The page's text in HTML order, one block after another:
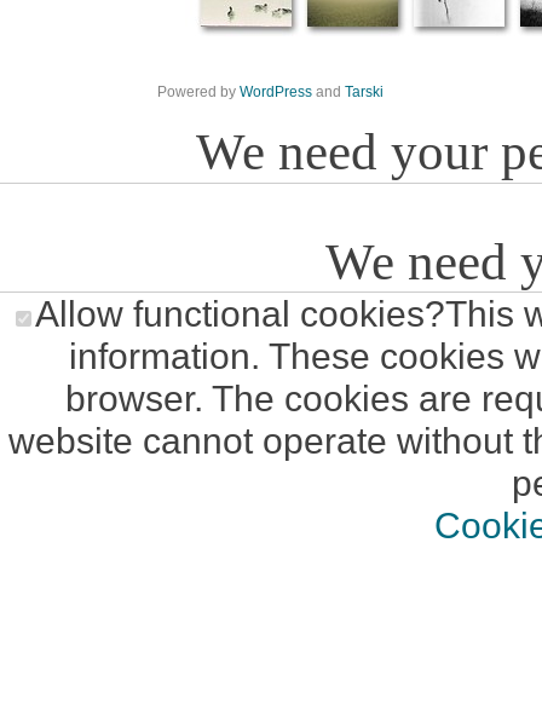
Powered by WordPress and Tarski
We need your
We need
Allow functional cookies?This
information. These cookies
browser. The cookies are
website cannot operate without